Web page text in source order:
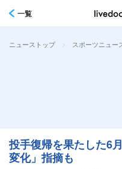
一覧
ニューストップ > スポーツニュー
投手復帰を果たした6
変化」指摘も